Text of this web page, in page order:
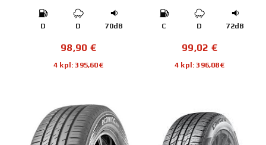
D D 70dB
98,90 €
4 kpl: 395,60€
C D 72dB
99,02 €
4 kpl: 396,08€